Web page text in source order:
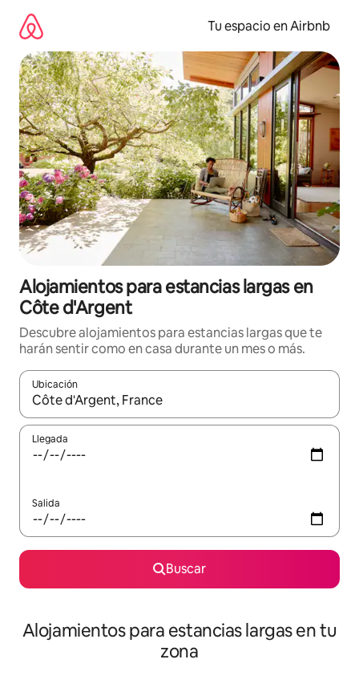
contenido
Tu espacio en Airbnb
Alojamientos para estancias largas en
Côte d'Argent
Descubre alojamientos para estancias largas que te
harán sentir como en casa durante un mes o más.
Ubicación
Cuando los resultados estén disponibles, podrás navegar
Llegada
Salida
Buscar
Alojamientos para estancias largas en tu
zona